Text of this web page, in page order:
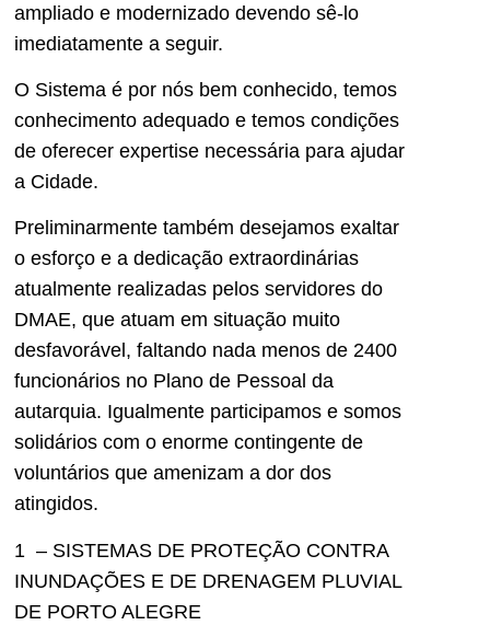
ampliado e modernizado devendo sê-lo
imediatamente a seguir.
O Sistema é por nós bem conhecido, temos
conhecimento adequado e temos condições
de oferecer expertise necessária para ajudar
a Cidade.
Preliminarmente também desejamos exaltar
o esforço e a dedicação extraordinárias
atualmente realizadas pelos servidores do
DMAE, que atuam em situação muito
desfavorável, faltando nada menos de 2400
funcionários no Plano de Pessoal da
autarquia. Igualmente participamos e somos
solidários com o enorme contingente de
voluntários que amenizam a dor dos
atingidos.
1 – SISTEMAS DE PROTEÇÃO CONTRA
INUNDAÇÕES E DE DRENAGEM PLUVIAL
DE PORTO ALEGRE